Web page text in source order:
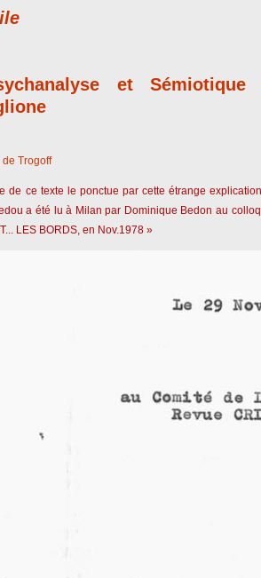
et
Trogoff
de ce texte le ponctue par cette étrange
a été lu à Milan par Dominique Bedon au
LES BORDS, en Nov.1978 »